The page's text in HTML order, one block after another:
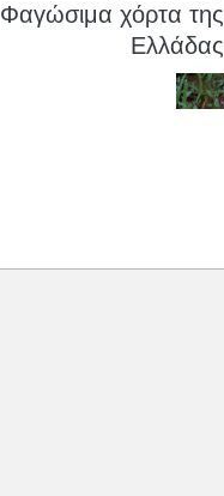
Φαγώσιμα χόρτα της
Ελλάδας